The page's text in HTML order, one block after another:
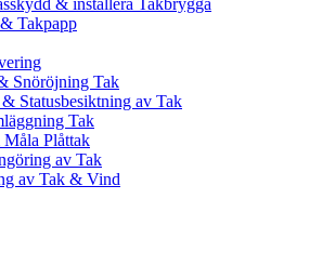
Takpapp
Snöröjning Tak
Statusbesiktning av Tak
Tak
Plåttak
av Tak
av Tak & Vind